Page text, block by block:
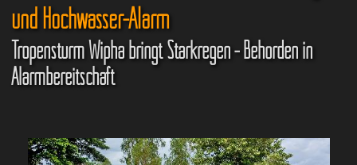
und Hochwasser-Alarm
Tropensturm Wipha bringt Starkregen - Behörden in
Alarmbereitschaft